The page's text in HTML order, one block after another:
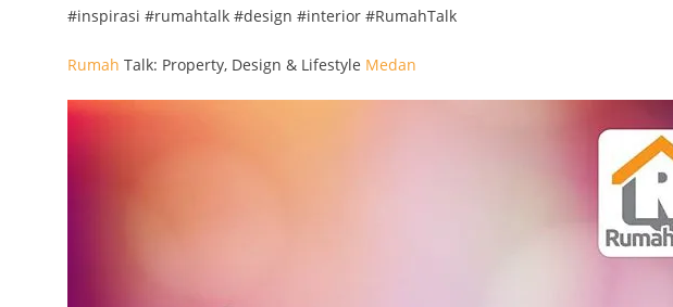
#inspirasi #rumahtalk #design #interior #RumahTalk
Rumah Talk: Property, Design & Lifestyle Medan